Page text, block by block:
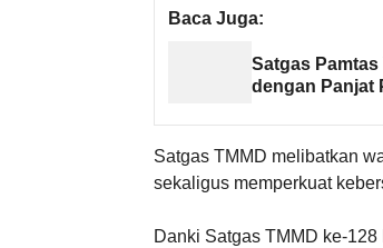
Baca Juga:
Satgas Pamtas
dengan Panjat
Satgas TMMD melibatkan
sekaligus memperkuat
Danki Satgas TMMD ke-